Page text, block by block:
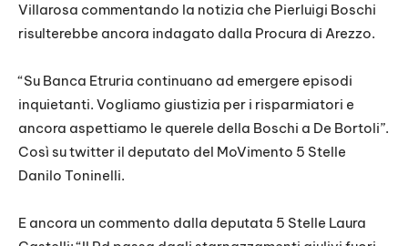
Villarosa commentando la notizia che Pierluigi Boschi
risulterebbe ancora indagato dalla Procura di Arezzo.
“Su Banca Etruria continuano ad emergere episodi
inquietanti. Vogliamo giustizia per i risparmiatori e
ancora aspettiamo le querele della Boschi a De Bortoli”.
Così su twitter il deputato del MoVimento 5 Stelle
Danilo Toninelli.
E ancora un commento dalla deputata 5 Stelle Laura